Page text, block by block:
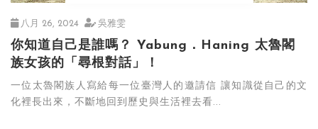
八月 26, 2024 吳雅雯
你知道自己是誰嗎？ Yabung．Haning 太魯閣
族女孩的「尋根對話」！
一位太魯閣族人寫給每一位臺灣人的邀請信 讓知識從自己的文
化裡長出來，不斷地回到歷史與生活裡去看...